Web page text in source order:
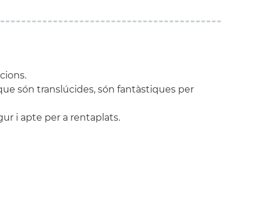
són translúcides, són fantàstiques per
i apte per a rentaplats.